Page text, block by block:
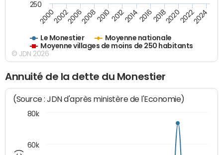
Le Monestier
Moyenne nationale
Moyenne villages de moins de 250 habitants
200020022006200820102012201420162018202020222024
250
© JDN 2026
Annuité de la dette du Monestier
(Source : JDN d'après ministère de l'Economie)
60k
80k